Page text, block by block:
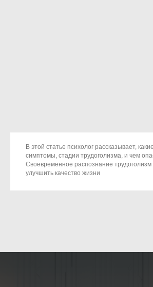
В этой статье психолог рассказывает,
симптомы, стадии трудоголизма, и чем
Своевременное распознание
улучшить качество жизни